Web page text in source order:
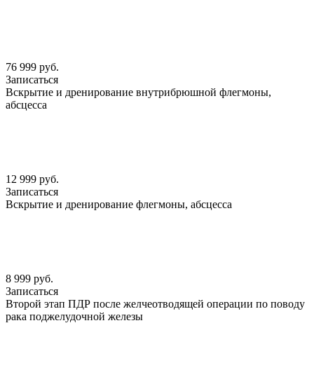
76 999 руб.
Записаться
Вскрытие и дренирование внутрибрюшной флегмоны,
абсцесса
12 999 руб.
Записаться
Вскрытие и дренирование флегмоны, абсцесса
8 999 руб.
Записаться
Второй этап ПДР после желчеотводящей операции по поводу
рака поджелудочной железы